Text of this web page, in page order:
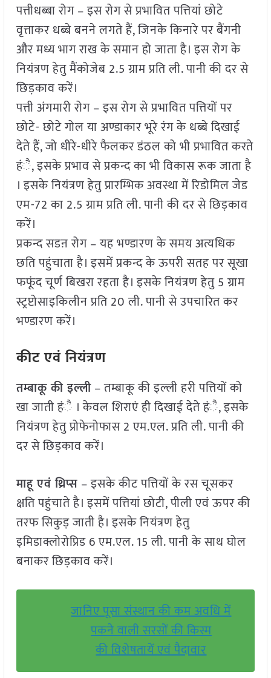
पत्तीधब्बा रोग – इस रोग से प्रभावित पत्तियां छोटे
वृत्ताकर धब्बे बनने लगते हैं, जिनके किनारे पर बैंगनी
और मध्य भाग राख के समान हो जाता है। इस रोग के
नियंत्रण हेतु मैंकोजेब 2.5 ग्राम प्रति ली. पानी की दर से
छिड़काव करें।
पत्ती अंगमारी रोग – इस रोग से प्रभावित पत्तियों पर
छोटे- छोटे गोल या अण्डाकार भूरे रंग के धब्बे दिखाई
देते हैं, जो धीरे-धीरे फैलकर डंठल को भी प्रभावित करते
हंै, इसके प्रभाव से प्रकन्द का भी विकास रूक जाता है
। इसके नियंत्रण हेतु प्रारम्भिक अवस्था में रिडोमिल जेड
एम-72 का 2.5 ग्राम प्रति ली. पानी की दर से छिड़काव
करें।
प्रकन्द सडऩ रोग – यह भण्डारण के समय अत्यधिक
छति पहुंचाता है। इसमें प्रकन्द के ऊपरी सतह पर सूखा
फफूंद चूर्ण बिखरा रहता है। इसके नियंत्रण हेतु 5 ग्राम
स्ट्रप्टोसाइकिलीन प्रति 20 ली. पानी से उपचारित कर
भण्डारण करें।
कीट एवं नियंत्रण
तम्बाकू की इल्ली– तम्बाकू की इल्ली हरी पत्तियों को
खा जाती हंै । केवल शिराएं ही दिखाई देते हंै, इसके
नियंत्रण हेतु प्रोफेनोफास 2 एम.एल. प्रति ली. पानी की
दर से छिड़काव करें।
माहू एवं थ्रिप्स – इसके कीट पत्तियों के रस चूसकर
क्षति पहुंचाते है। इसमें पत्तियां छोटी, पीली एवं ऊपर की
तरफ सिकुड़ जाती है। इसके नियंत्रण हेतु
इमिडाक्लोरोप्रिड 6 एम.एल. 15 ली. पानी के साथ घोल
बनाकर छिड़काव करें।
जानिए पूसा संस्थान की कम अवधि में
पकने वाली सरसों की किस्म
की विशेषतायें एवं पैदावार